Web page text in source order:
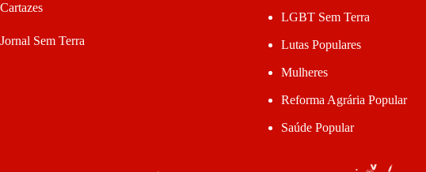
Cartazes
Jornal Sem Terra
LGBT Sem Terra
Lutas Populares
Mulheres
Reforma Agrária Popular
Saúde Popular